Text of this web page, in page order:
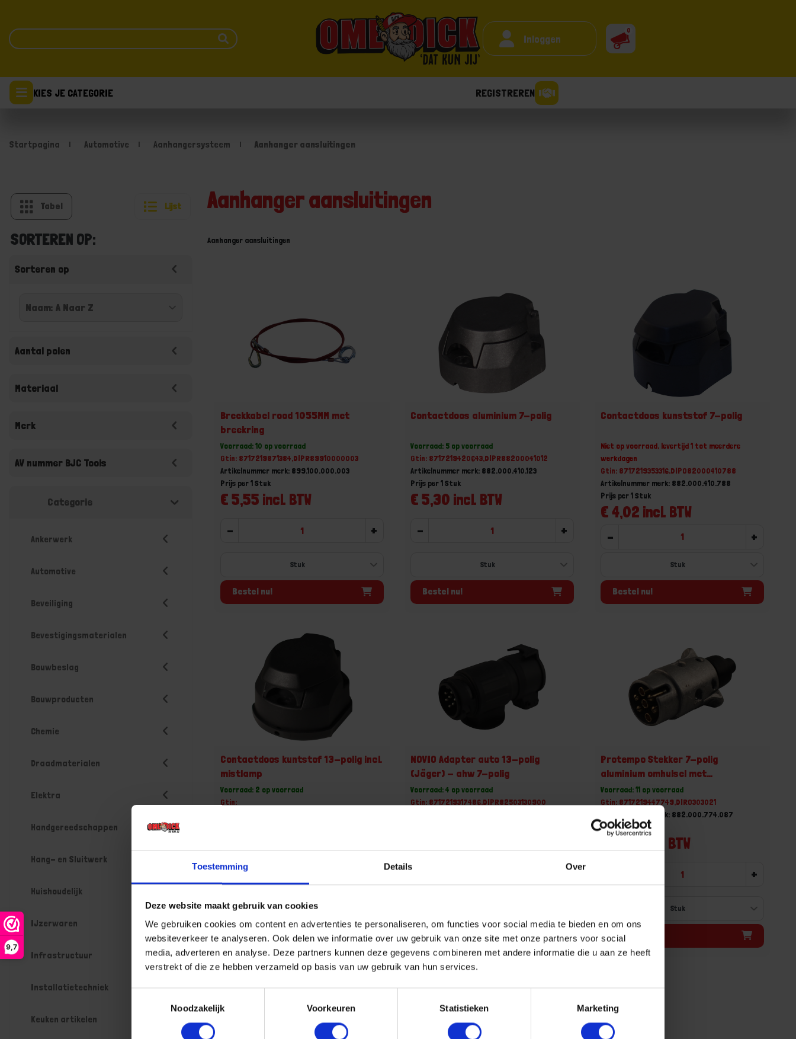
9,7
Toestemming Details Over
Deze website maakt gebruik van cookies
We gebruiken cookies om content en advertenties te personaliseren, om functies voor social media te bieden en om ons
websiteverkeer te analyseren. Ook delen we informatie over uw gebruik van onze site met onze partners voor social
media, adverteren en analyse. Deze partners kunnen deze gegevens combineren met andere informatie die u aan ze heeft
verstrekt of die ze hebben verzameld op basis van uw gebruik van hun services.
Noodzakelijk
Voorkeuren Statistieken Marketing
Inloggen
0
KIES JE CATEGORIE REGISTREREN
Startpagina Automotive Aanhangersysteem Aanhanger aansluitingen
Tabel Lijst
SORTEREN OP:
Sorteren op
Aantal polen
Materiaal
Merk
AV nummer BJC Tools
Categorie
Ankerwerk
Automotive
Beveiliging
Bevestigingsmaterialen
Bouwbeslag
Bouwproducten
Chemie
Draadmaterialen
Elektra
Handgereedschappen
Hang- en Sluitwerk
Huishoudelijk
IJzerwaren
Infrastructuur
Installatietechniek
Keuken artikelen
Aanhanger aansluitingen
Aanhanger aansluitingen
Breekkabel rood 1055MM met
breekring
Voorraad: 10 op voorraad
Gtin: 8717219871384,DIPR89910000003
Artikelnummer merk: 899.100.000.003
€ 5,55 incl. BTW
Prijs per 1 Stuk
- +
Bestel nu!
Contactdoos aluminium 7-polig
Voorraad: 5 op voorraad
Gtin: 8717219420643,DIPR88200041012
Artikelnummer merk: 882.000.410.123
€ 5,30 incl. BTW
Prijs per 1 Stuk
- +
Bestel nu!
Contactdoos kunststof 7-polig
Niet op voorraad, levertijd 1 tot meerdere
werkdagen
Gtin: 8717219353316,DIPO82000410788
Artikelnummer merk: 882.000.410.788
€ 4,02 incl. BTW
Prijs per 1 Stuk
- +
Bestel nu!
Contactdoos kuntstof 13-polig incl.
mistlamp
Voorraad: 2 op voorraad
Gtin:
€ 10,43 incl. BTW
-
Bestel nu!
NOVIO Adapter auto 13-polig
(Jäger) - ahw 7-polig
Voorraad: 4 op voorraad
Gtin: 8717219317486,DIPR82503130900
+
Bestel nu!
Protempo Stekker 7-polig
aluminium omhulsel met
schroefaansluiting
Voorraad: 11 op voorraad
Gtin: 8717219447749,DIRO303021
Artikelnummer merk: 882.000.774.087
€ 4,48 incl. BTW
Prijs per 1 Stuk
+
Bestel nu!